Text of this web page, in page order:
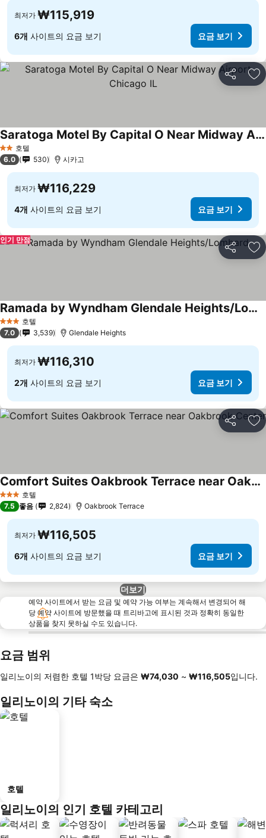
최저가 ₩115,919
6개 사이트의 요금 보기 요금 보기
공유 즐
2 성급호텔
Saratoga Motel By Capital O Near Midway Airport Chicago IL
6.0 530 시카고
최저가 ₩116,229
4개 사이트의 요금 보기 요금 보기
공유 즐
인기 만점
3 성급 호텔
Ramada by Wyndham Glendale Heights/Lombard
7.0 3,539 Glendale Heights
최저가 ₩116,310
2개 사이트의 요금 보기 요금 보기
공유 즐
3 성급 호텔
Comfort Suites Oakbrook Terrace near Oakbrook Center
7.5 좋음 2,824 Oakbrook Terrace
최저가 ₩116,505
6개 사이트의 요금 보기 요금 보기
더보기
예약 사이트에서 받는 요금 및 예약 가능 여부는 계속해서 변경되어 해
당 예약 사이트에 방문했을 때 트리바고에 표시된 것과 정확히 동일한
상품을 찾지 못하실 수도 있습니다.
요금 범위
일리노이의 저렴한 호텔 1박당 요금은 ‎₩74,030 ~ ‎₩116,505입니다.
일리노이의 기타 숙소
호텔
일리노이의 인기 호텔 카테고리